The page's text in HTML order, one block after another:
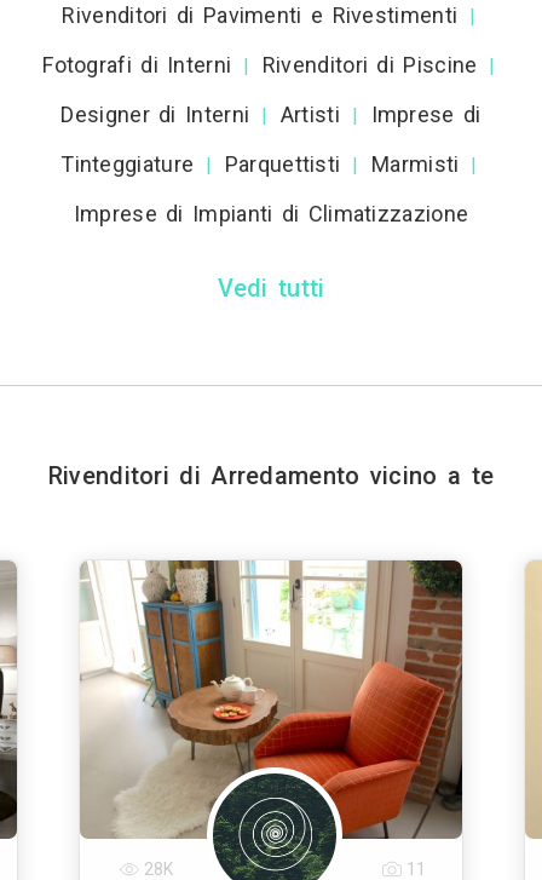
Rivenditori di Pavimenti e Rivestimenti |
Fotografi di Interni | Rivenditori di Piscine |
Designer di Interni | Artisti |
Imprese di
Tinteggiature
| Parquettisti | Marmisti |
Imprese di Impianti di Climatizzazione
Vedi tutti
Rivenditori di Arredamento vicino a te
28K 11